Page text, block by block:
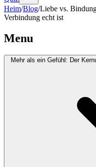
Heim/Blog/Liebe vs.
Verbindung echt ist
Menu
Mehr als ein Gefühl: Der